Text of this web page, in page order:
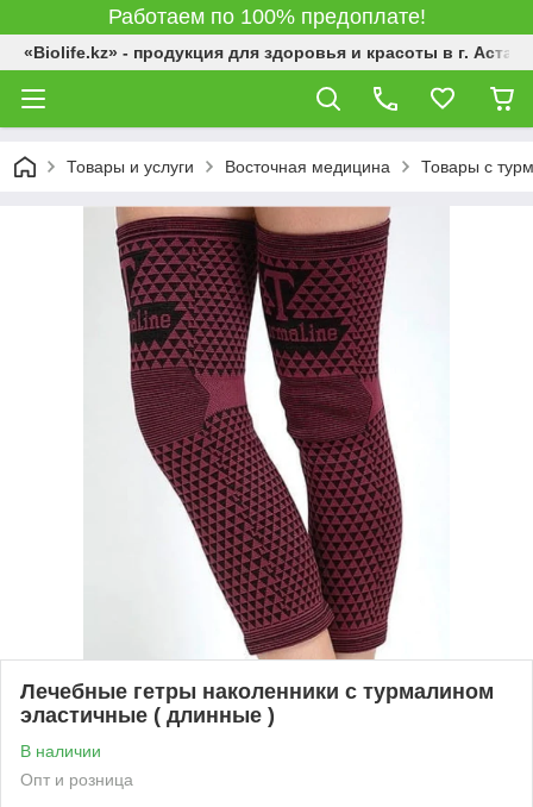
Работаем по 100% предоплате!
«Biolife.kz» - продукция для здоровья и красоты в г. Астана
Товары и услуги Восточная медицина Товары с
Лечебные гетры наколенники с турмалином
эластичные ( длинные )
В наличии
Опт и розница